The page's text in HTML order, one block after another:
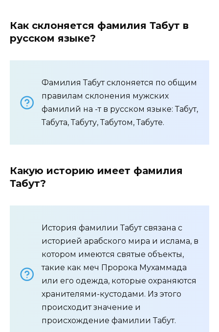
Как склоняется фамилия Табут в
русском языке?
Фамилия Табут склоняется по общим
правилам склонения мужских
фамилий на -т в русском языке: Табут,
Табута, Табуту, Табутом, Табуте.
Какую историю имеет фамилия
Табут?
История фамилии Табут связана с
историей арабского мира и ислама, в
котором имеются святые объекты,
такие как меч Пророка Мухаммада
или его одежда, которые охраняются
хранителями-кустодами. Из этого
происходит значение и
происхождение фамилии Табут.